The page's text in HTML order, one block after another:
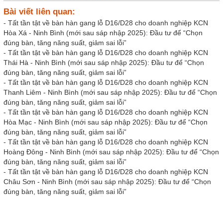
Bài viết liên quan:
- Tất tần tật về bàn hàn gang lỗ D16/D28 cho doanh nghiệp KCN
Hòa Xá - Ninh Bình (mới sau sáp nhập 2025): Đầu tư để “Chọn
đúng bàn, tăng năng suất, giảm sai lỗi”
- Tất tần tật về bàn hàn gang lỗ D16/D28 cho doanh nghiệp KCN
Thái Hà - Ninh Bình (mới sau sáp nhập 2025): Đầu tư để “Chọn
đúng bàn, tăng năng suất, giảm sai lỗi”
- Tất tần tật về bàn hàn gang lỗ D16/D28 cho doanh nghiệp KCN
Thanh Liêm - Ninh Bình (mới sau sáp nhập 2025): Đầu tư để “Chọn
đúng bàn, tăng năng suất, giảm sai lỗi”
- Tất tần tật về bàn hàn gang lỗ D16/D28 cho doanh nghiệp KCN
Hòa Mạc - Ninh Bình (mới sau sáp nhập 2025): Đầu tư để “Chọn
đúng bàn, tăng năng suất, giảm sai lỗi”
- Tất tần tật về bàn hàn gang lỗ D16/D28 cho doanh nghiệp KCN
Hoàng Đông - Ninh Bình (mới sau sáp nhập 2025): Đầu tư để “Chọn
đúng bàn, tăng năng suất, giảm sai lỗi”
- Tất tần tật về bàn hàn gang lỗ D16/D28 cho doanh nghiệp KCN
Châu Sơn - Ninh Bình (mới sau sáp nhập 2025): Đầu tư để “Chọn
đúng bàn, tăng năng suất, giảm sai lỗi”